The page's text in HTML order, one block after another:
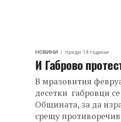
НОВИНИ преди 14 години
И Габрово
В мразовития
десетки габровци
Общината, за да
срещу